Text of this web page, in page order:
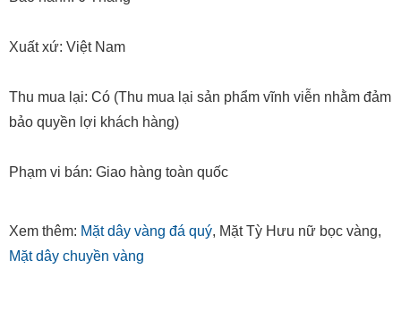
Xuất xứ: Việt Nam
Thu mua lại: Có (Thu mua lại sản phẩm vĩnh viễn nhằm đảm
bảo quyền lợi khách hàng)
Phạm vi bán: Giao hàng toàn quốc
Xem thêm: Mặt dây vàng đá quý, Mặt Tỳ Hưu nữ bọc vàng,
Mặt dây chuyền vàng